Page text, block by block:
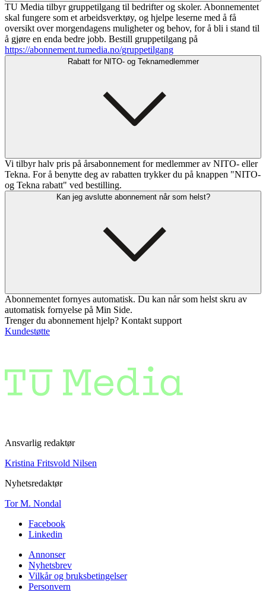
TU Media tilbyr gruppetilgang til bedrifter og skoler. Abonnementet
skal fungere som et arbeidsverktøy, og hjelpe leserne med å få
oversikt over morgendagens muligheter og behov, for å bli i stand til
å gjøre en enda bedre jobb. Bestill gruppetilgang på
https://abonnement.tumedia.no/gruppetilgang
Rabatt for NITO- og Teknamedlemmer
Vi tilbyr halv pris på årsabonnement for medlemmer av NITO- eller
Tekna. For å benytte deg av rabatten trykker du på knappen "NITO-
og Tekna rabatt" ved bestilling.
Kan jeg avslutte abonnement når som helst?
Abonnementet fornyes automatisk. Du kan når som helst skru av
automatisk fornyelse på Min Side.
Trenger du abonnement hjelp? Kontakt support
Kundestøtte
Ansvarlig redaktør
Kristina Fritsvold Nilsen
Nyhetsredaktør
Tor M. Nondal
Facebook
Linkedin
Annonser
Nyhetsbrev
Vilkår og bruksbetingelser
Personvern